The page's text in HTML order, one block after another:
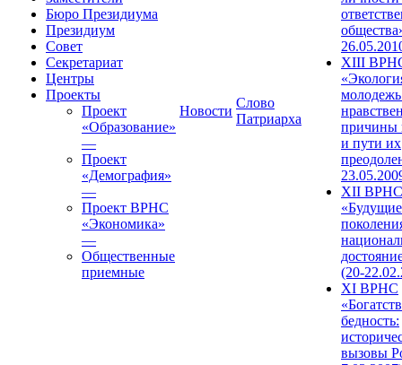
Бюро Президиума
Президиум
Совет
Секретариат
Центры
Проекты
Проект
«Образование»
—
Проект
«Демография»
—
Проект ВРНС
«Экономика»
—
Общественные
приемные
Новости
Слово
Патриарха
XIII
причины
и пути их
XII ВРНС
«Будущие
(20-
XI ВРНС
бедность:
вызовы